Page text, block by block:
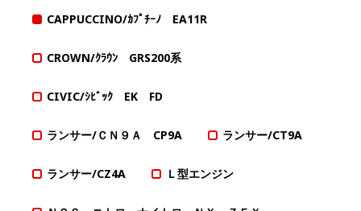
CAPPUCCINO/ｶﾌﾟﾁｰﾉ EA11R
CROWN/ｸﾗｳﾝ GRS200系
CIVIC/ｼﾋﾞｯｸ EK FD
ランサー/ＣＮ９Ａ CP9A ランサー/CT9A
ランサー/CZ4A Ｌ型エンジン